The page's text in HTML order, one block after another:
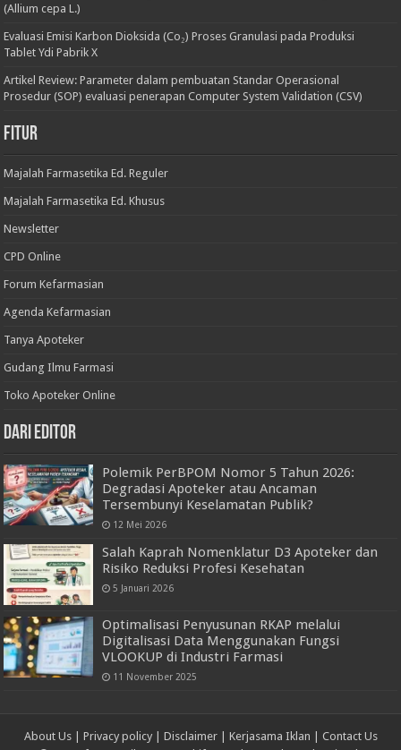
(Allium cepa L.)
Evaluasi Emisi Karbon Dioksida (Co₂) Proses Granulasi pada Produksi
Tablet Ydi Pabrik X
Artikel Review: Parameter dalam pembuatan Standar Operasional
Prosedur (SOP) evaluasi penerapan Computer System Validation (CSV)
Fitur
Majalah Farmasetika Ed. Reguler
Majalah Farmasetika Ed. Khusus
Newsletter
CPD Online
Forum Kefarmasian
Agenda Kefarmasian
Tanya Apoteker
Gudang Ilmu Farmasi
Toko Apoteker Online
Dari Editor
Polemik PerBPOM Nomor 5 Tahun 2026:
Degradasi Apoteker atau Ancaman
Tersembunyi Keselamatan Publik?
12 Mei 2026
Salah Kaprah Nomenklatur D3 Apoteker dan
Risiko Reduksi Profesi Kesehatan
5 Januari 2026
Optimalisasi Penyusunan RKAP melalui
Digitalisasi Data Menggunakan Fungsi
VLOOKUP di Industri Farmasi
11 November 2025
About Us| Privacy policy| Disclaimer| Kerjasama Iklan
Contact Us